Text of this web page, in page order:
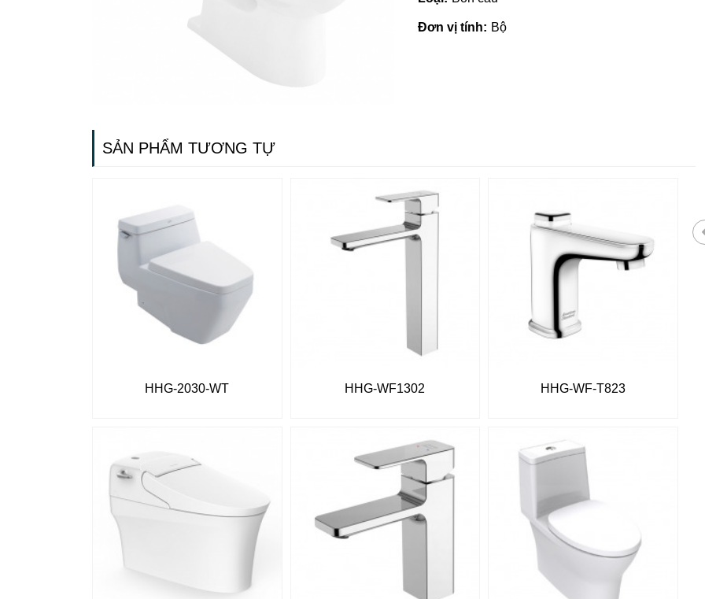
Đơn vị tính: Bộ
SẢN PHẨM TƯƠNG TỰ
HHG-2030-WT HHG-WF1302 HHG-WF-T823
tại Quảng Ngãi